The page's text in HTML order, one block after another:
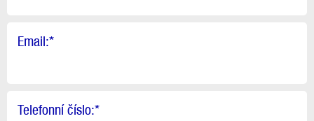
Email:*
Telefonní číslo:*